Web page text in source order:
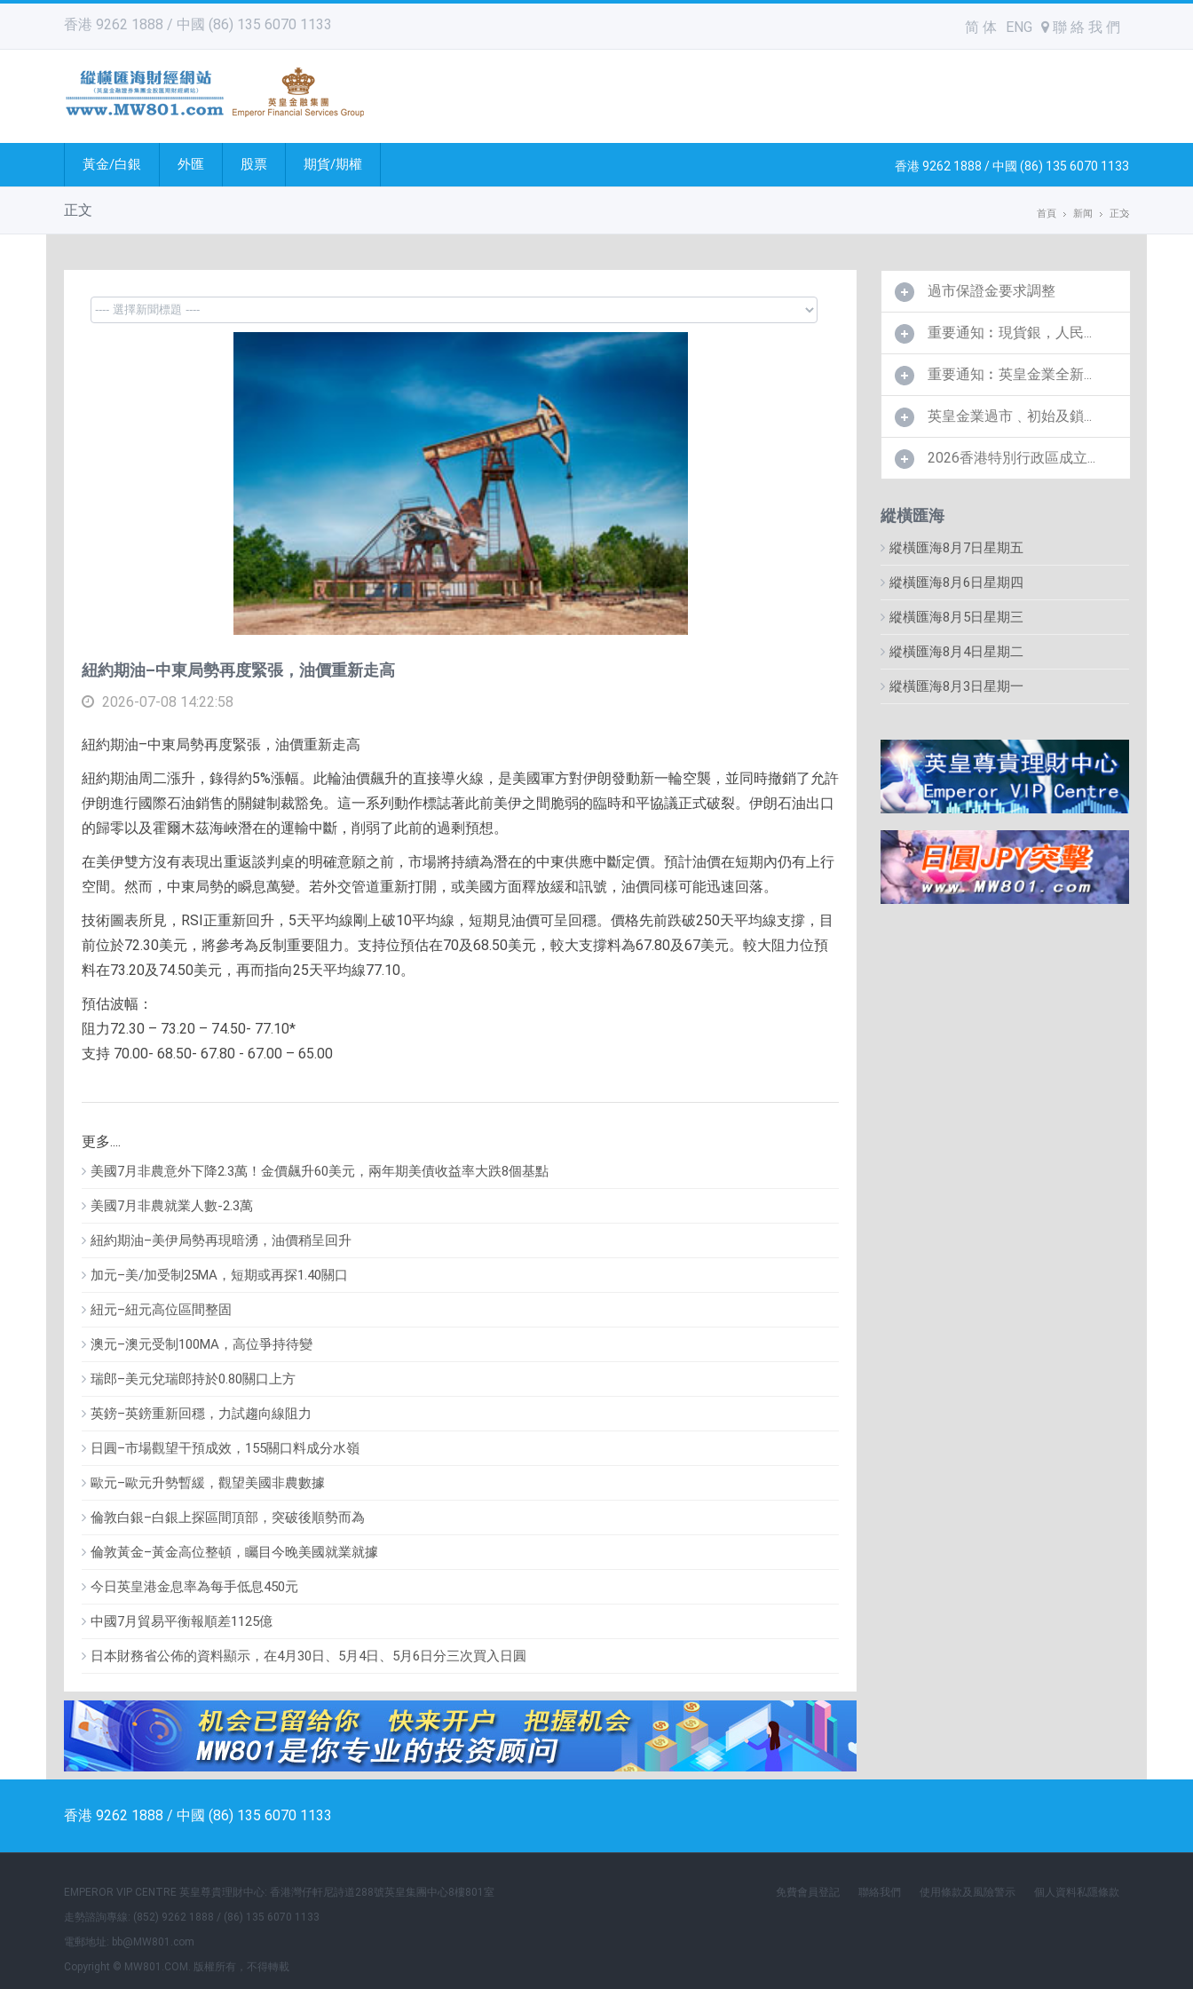
香港 9262 1888 / 中國 (86) 135 6070 1133 简 体 ENG 聯 絡 我 們
黃金/白銀 外匯 股票 期貨/期權 香港 9262 1888 / 中國 (86) 135 6070 1133
正文 首頁 新闻 正文
紐約期油–中東局勢再度緊張，油價重新走高
2026-07-08 14:22:58
紐約期油–中東局勢再度緊張，油價重新走高
紐約期油周二漲升，錄得約5%漲幅。此輪油價飆升的直接導火線，是美國軍方對伊朗發動新一輪空襲，並同時撤銷了允許
伊朗進行國際石油銷售的關鍵制裁豁免。這一系列動作標誌著此前美伊之間脆弱的臨時和平協議正式破裂。伊朗石油出口
的歸零以及霍爾木茲海峽潛在的運輸中斷，削弱了此前的過剩預想。
在美伊雙方沒有表現出重返談判桌的明確意願之前，市場將持續為潛在的中東供應中斷定價。預計油價在短期內仍有上行
空間。然而，中東局勢的瞬息萬變。若外交管道重新打開，或美國方面釋放緩和訊號，油價同樣可能迅速回落。
技術圖表所見，RSI正重新回升，5天平均線剛上破10平均線，短期見油價可呈回穩。價格先前跌破250天平均線支撐，目
前位於72.30美元，將參考為反制重要阻力。支持位預估在70及68.50美元，較大支撐料為67.80及67美元。較大阻力位預
料在73.20及74.50美元，再而指向25天平均線77.10。
預估波幅：
阻力72.30 – 73.20 – 74.50- 77.10*
支持 70.00- 68.50- 67.80 - 67.00 – 65.00
更多....
美國7月非農意外下降2.3萬！金價飆升60美元，兩年期美債收益率大跌8個基點
美國7月非農就業人數-2.3萬
紐約期油–美伊局勢再現暗湧，油價稍呈回升
加元–美/加受制25MA，短期或再探1.40關口
紐元–紐元高位區間整固
澳元–澳元受制100MA，高位爭持待變
瑞郎–美元兌瑞郎持於0.80關口上方
英鎊–英鎊重新回穩，力試趨向線阻力
日圓–市場觀望干預成效，155關口料成分水嶺
歐元–歐元升勢暫緩，觀望美國非農數據
倫敦白銀–白銀上探區間頂部，突破後順勢而為
倫敦黃金–黃金高位整頓，矚目今晚美國就業就據
今日英皇港金息率為每手低息450元
中國7月貿易平衡報順差1125億
日本財務省公佈的資料顯示，在4月30日、5月4日、5月6日分三次買入日圓
過市保證金要求調整
重要通知︰現貨銀，人民...
重要通知︰英皇金業全新...
英皇金業過市﹑初始及鎖...
2026香港特別行政區成立...
縱橫匯海
縱橫匯海8月7日星期五
縱橫匯海8月6日星期四
縱橫匯海8月5日星期三
縱橫匯海8月4日星期二
縱橫匯海8月3日星期一
香港 9262 1888 / 中國 (86) 135 6070 1133
EMPEROR VIP CENTRE 英皇尊貴理財中心: 香港灣仔軒尼詩道288號英皇集團中心8樓801室
走勢諮詢專線: (852) 9262 1888 / (86) 135 6070 1133
電郵地址: bb@MW801.com
Copyright © MW801.COM. 版權所有，不得轉載
免費會員登記 聯絡我們 使用條款及風險警示 個人資料私隱條款